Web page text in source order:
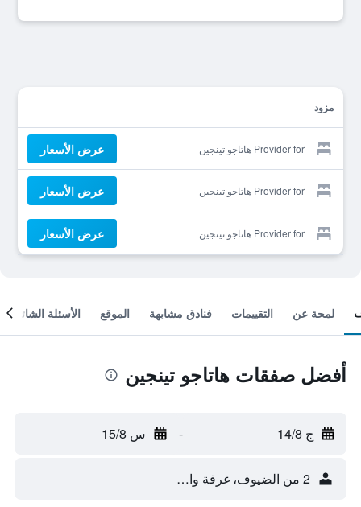
مزود
Provider for هاتاجو تينجين عرض الأسعار
Provider for هاتاجو تينجين عرض الأسعار
Provider for هاتاجو تينجين عرض الأسعار
لمحة عن التقييمات فنادق مشابهة الموقع الأسئلة الشائعة
أفضل صفقات هاتاجو تينجين
ج 14/8 - س 15/8
2 من الضيوف، غرفة واحدة